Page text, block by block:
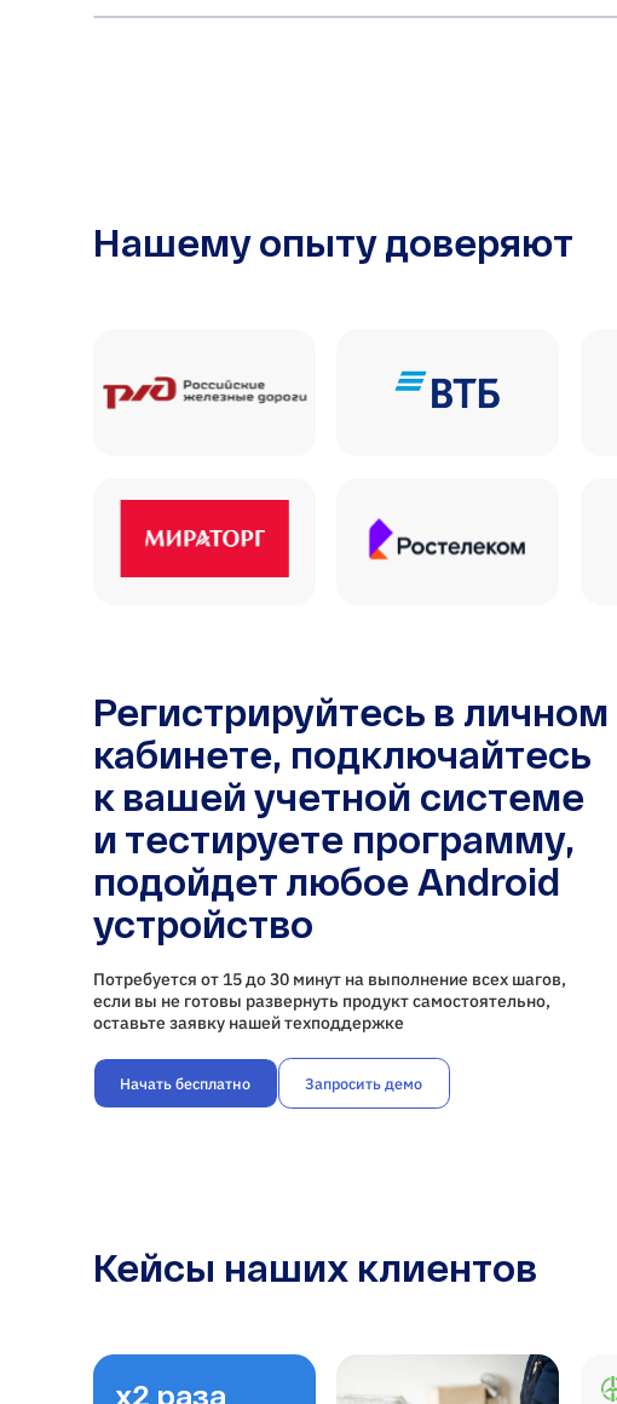
Нашему опыту доверяют
Регистрируйтесь в личном
кабинете, подключайтесь
к вашей учетной системе
и тестируете программу,
подойдет любое Android
устройство
Потребуется от 15 до 30 минут на выполнение всех шагов,
если вы не готовы развернуть продукт самостоятельно,
оставьте заявку нашей техподдержке
Начать бесплатно Запросить демо
Кейсы наших клиентов
х2 раза